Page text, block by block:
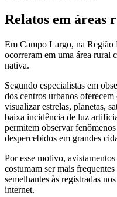
Relatos em áreas
Em Campo Largo, na
ocorreram em uma área rural
nativa.
Segundo especialistas em
dos centros urbanos
visualizar estrelas, planetas,
baixa incidência de luz
permitem observar
despercebidos em grandes
Por esse motivo,
costumam ser mais
semelhantes às registradas
internet.